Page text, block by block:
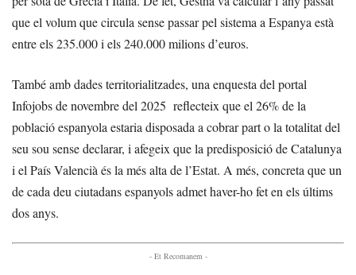
que el volum que circula sense passar pel sistema a Espanya està
entre els 235.000 i els 240.000 milions d’euros.
També amb dades territorialitzades, una enquesta del portal
Infojobs de novembre del 2025 reflecteix que el 26% de la
població espanyola estaria disposada a cobrar part o la totalitat del
seu sou sense declarar, i afegeix que la predisposició de Catalunya
i el País Valencià és la més alta de l’Estat. A més, concreta que un
de cada deu ciutadans espanyols admet haver-ho fet en els últims
dos anys.
- Et Recomanem -